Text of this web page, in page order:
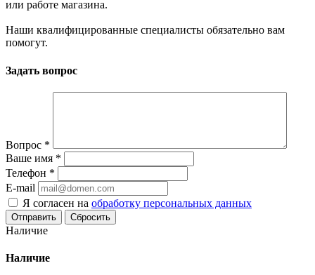
или работе магазина.
Наши квалифицированные специалисты обязательно вам
помогут.
Задать вопрос
Вопрос *
Ваше имя *
Телефон *
E-mail
Я согласен на обработку персональных данных
Сбросить
Наличие
Наличие